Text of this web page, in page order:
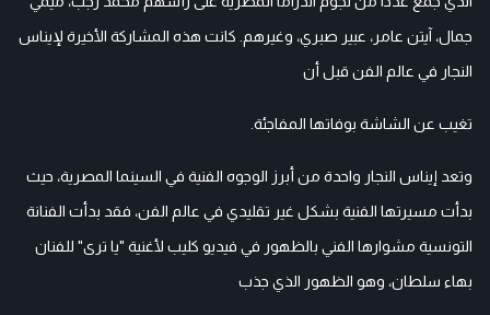
جمال، آيتن عامر، عبير صبري، وغيرهم. كانت هذه المشاركة الأخيرة لإيناس
النجار في عالم الفن قبل أن
تغيب عن الشاشة بوفاتها المفاجئة.
وتعد إيناس النجار واحدة من أبرز الوجوه الفنية في السينما المصرية، حيث
بدأت مسيرتها الفنية بشكل غير تقليدي في عالم الفن، فقد بدأت الفنانة
التونسية مشوارها الفني بالظهور في فيديو كليب لأغنية "يا ترى" للفنان
بهاء سلطان، وهو الظهور الذي جذب